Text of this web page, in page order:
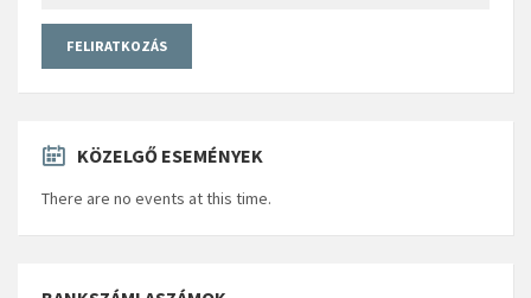
KÖZELGŐ ESEMÉNYEK
There are no events at this time.